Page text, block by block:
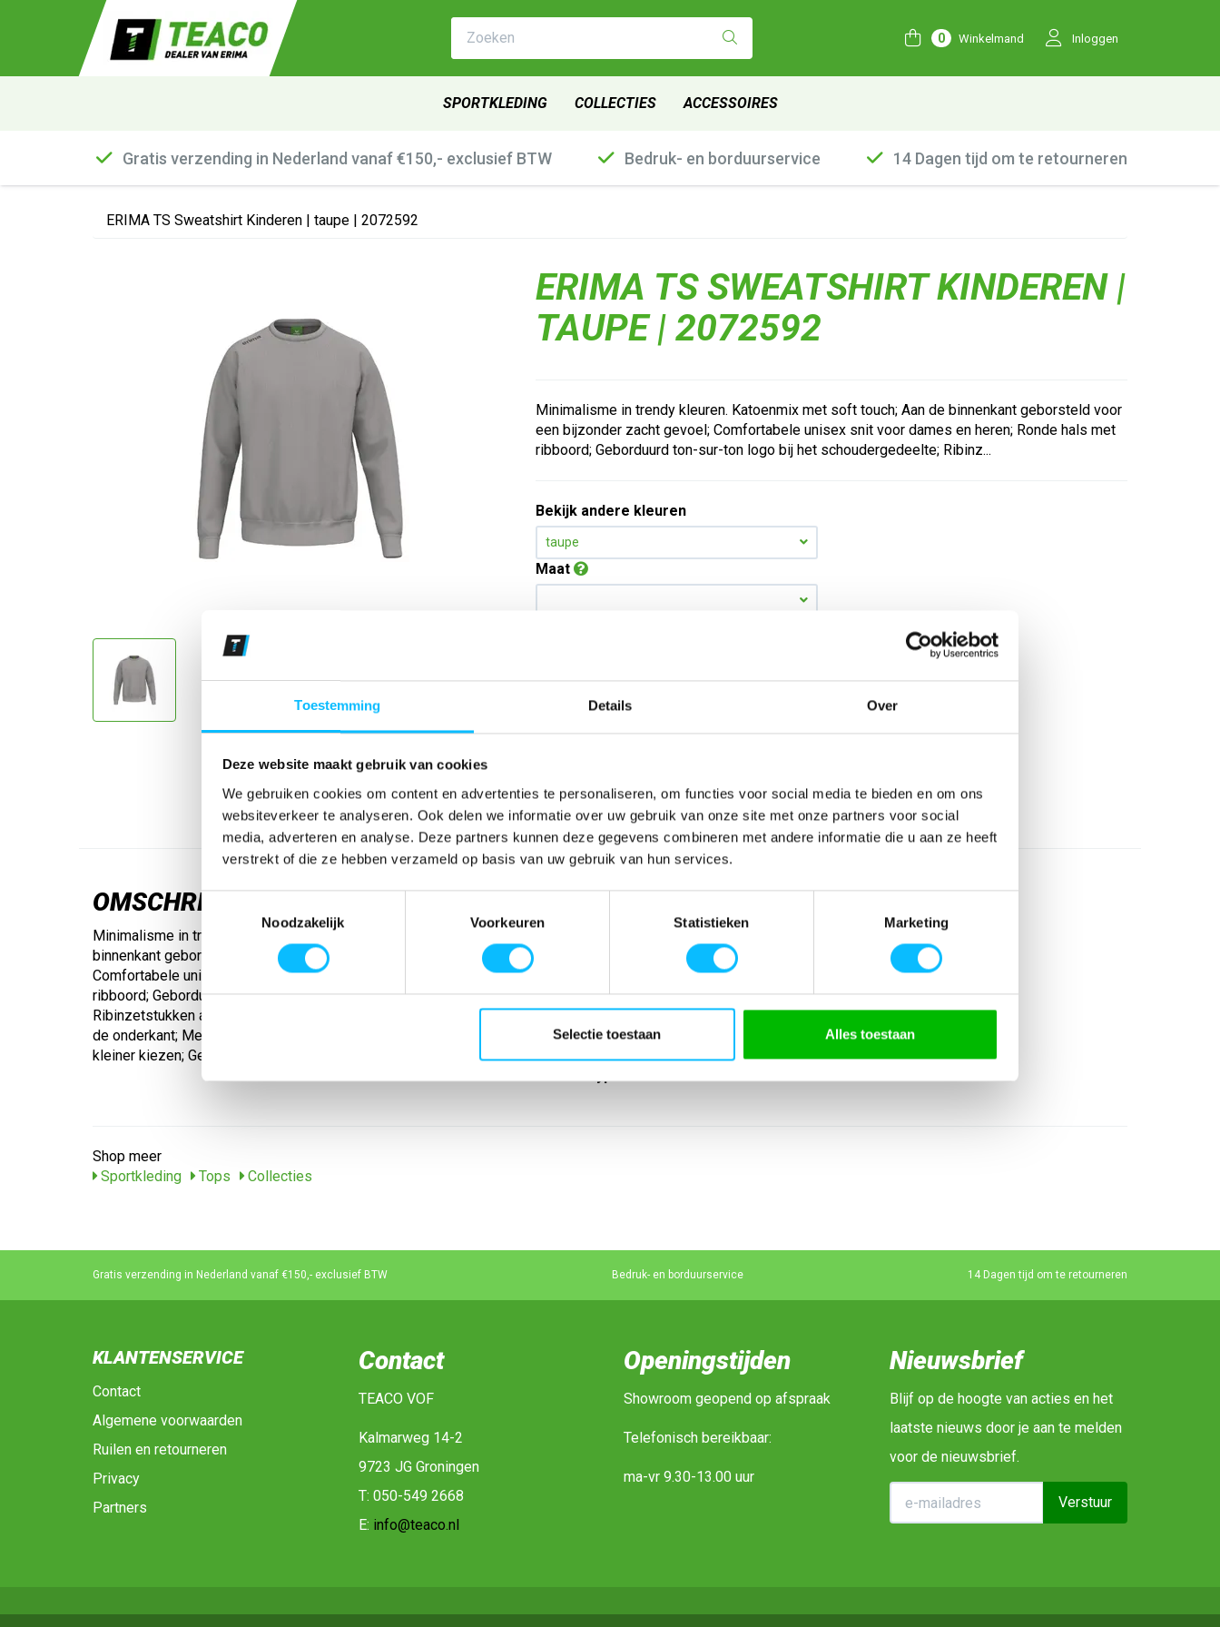
Toestemming Details Over
Deze website maakt gebruik van cookies
We gebruiken cookies om content en advertenties te personaliseren, om functies voor social media te bieden en om ons
websiteverkeer te analyseren. Ook delen we informatie over uw gebruik van onze site met onze partners voor social
media, adverteren en analyse. Deze partners kunnen deze gegevens combineren met andere informatie die u aan ze heeft
verstrekt of die ze hebben verzameld op basis van uw gebruik van hun services.
Noodzakelijk
Voorkeuren Statistieken Marketing
Selectie toestaan Alles toestaan
0 Winkelmand Inloggen
SPORTKLEDING COLLECTIES ACCESSOIRES
Gratis verzending in Nederland vanaf €150,- exclusief BTW Bedruk- en borduurservice 14 Dagen tijd om te retourneren
ERIMA TS Sweatshirt Kinderen | taupe | 2072592
ERIMA TS SWEATSHIRT KINDEREN |
TAUPE | 2072592
Minimalisme in trendy kleuren. Katoenmix met soft touch; Aan de binnenkant geborsteld voor
een bijzonder zacht gevoel; Comfortabele unisex snit voor dames en heren; Ronde hals met
ribboord; Geborduurd ton-sur-ton logo bij het schoudergedeelte; Ribinz...
Bekijk andere kleuren
taupe
Maat
*Gratis verzending vanaf €150,- exclusief BTW
OMSCHRIJVING
Minimalisme in trendy kleuren. Katoenmix met soft touch; Aan de
binnenkant geborsteld voor een bijzonder zacht gevoel;
Comfortabele unisex snit voor dames en heren; Ronde hals met
ribboord; Geborduurd ton-sur-ton logo bij het schoudergedeelte;
Ribinzetstukken aan de zijkanten; Ribboorden aan de mouwen en
de onderkant; Met better cotton; Unisex: Dames a.u.b. een maat
kleiner kiezen; Gewicht: ca. 280g/m²
Erima
Model
2072583sk
Materiaal
60% katoen 40% polyester
Lijn
Type groep
Tops
Shop meer
Sportkleding
Tops Collecties
Gratis verzending in Nederland vanaf €150,- exclusief BTW Bedruk- en borduurservice 14 Dagen tijd om te retourneren
KLANTENSERVICE
Contact
Algemene voorwaarden
Ruilen en retourneren
Privacy
Partners
Contact
TEACO VOF
Kalmarweg 14-2
9723 JG Groningen
T: 050-549 2668
E: info@teaco.nl
Openingstijden
Showroom geopend op afspraak
Telefonisch bereikbaar:
ma-vr 9.30-13.00 uur
Nieuwsbrief
Blijf op de hoogte van acties en het
laatste nieuws door je aan te melden
voor de nieuwsbrief.
Verstuur